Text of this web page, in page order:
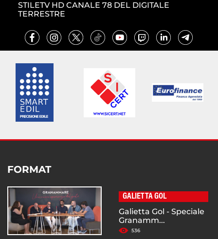
STILETV HD CANALE 78 DEL DIGITALE
TERRESTRE
FORMAT
GALIETTA GOL
Galietta Gol - Speciale
Granamm...
536